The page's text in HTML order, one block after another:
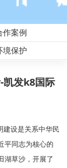
作案例
境保护
凯发k8国际
建设是关系中华民
平同志为核心的
湖草沙，开展了